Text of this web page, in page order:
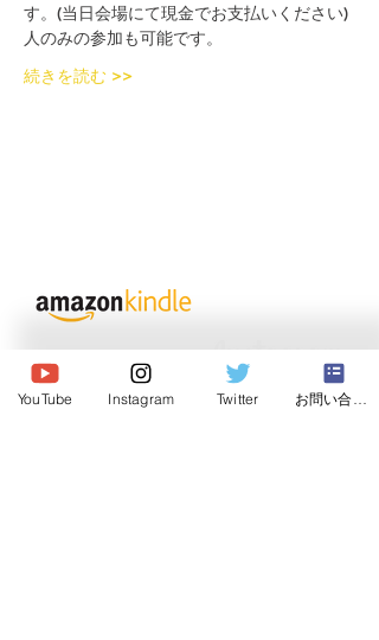
す。(当日会場にて現金でお支払いください)
人のみの参加も可能です。
続きを読む >>
YouTube Instagram Twitter